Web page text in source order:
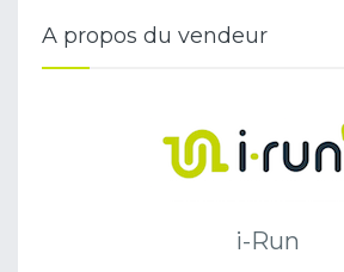
A propos du vendeur
i-Run